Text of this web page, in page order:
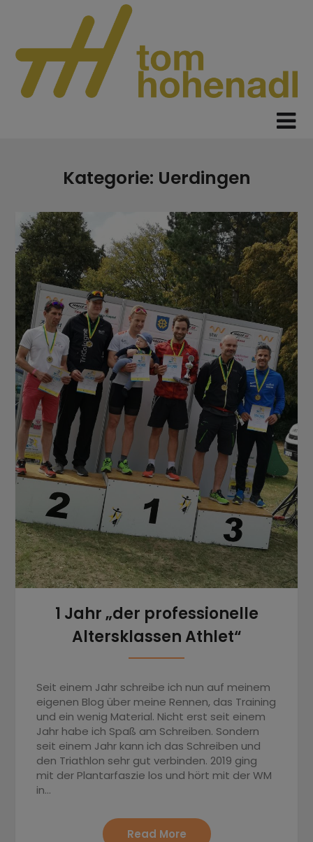
content
Kategorie: Uerdingen
1 Jahr „der professionelle
Altersklassen Athlet“
Seit einem Jahr schreibe ich nun auf meinem
eigenen Blog über meine Rennen, das Training
und ein wenig Material. Nicht erst seit einem
Jahr habe ich Spaß am Schreiben. Sondern
seit einem Jahr kann ich das Schreiben und
den Triathlon sehr gut verbinden. 2019 ging
mit der Plantarfaszie los und hört mit der WM
in…
Read More